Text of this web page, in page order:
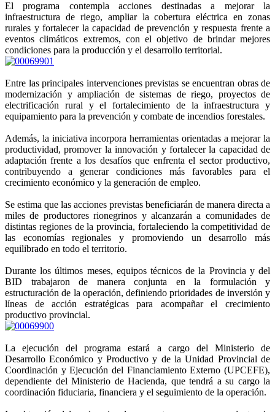
El programa contempla acciones destinadas a mejorar la
infraestructura de riego, ampliar la cobertura eléctrica en zonas
rurales y fortalecer la capacidad de prevención y respuesta frente a
eventos climáticos extremos, con el objetivo de brindar mejores
condiciones para la producción y el desarrollo territorial.
Entre las principales intervenciones previstas se encuentran obras de
modernización y ampliación de sistemas de riego, proyectos de
electrificación rural y el fortalecimiento de la infraestructura y
equipamiento para la prevención y combate de incendios forestales.
Además, la iniciativa incorpora herramientas orientadas a mejorar la
productividad, promover la innovación y fortalecer la capacidad de
adaptación frente a los desafíos que enfrenta el sector productivo,
contribuyendo a generar condiciones más favorables para el
crecimiento económico y la generación de empleo.
Se estima que las acciones previstas beneficiarán de manera directa a
miles de productores rionegrinos y alcanzarán a comunidades de
distintas regiones de la provincia, fortaleciendo la competitividad de
las economías regionales y promoviendo un desarrollo más
equilibrado en todo el territorio.
Durante los últimos meses, equipos técnicos de la Provincia y del
BID trabajaron de manera conjunta en la formulación y
estructuración de la operación, definiendo prioridades de inversión y
líneas de acción estratégicas para acompañar el crecimiento
productivo provincial.
La ejecución del programa estará a cargo del Ministerio de
Desarrollo Económico y Productivo y de la Unidad Provincial de
Coordinación y Ejecución del Financiamiento Externo (UPCEFE),
dependiente del Ministerio de Hacienda, que tendrá a su cargo la
coordinación fiduciaria, financiera y el seguimiento de la operación.